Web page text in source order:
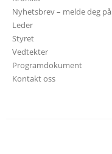
Nyhetsbrev – melde deg på
Leder
Styret
Vedtekter
Programdokument
Kontakt oss